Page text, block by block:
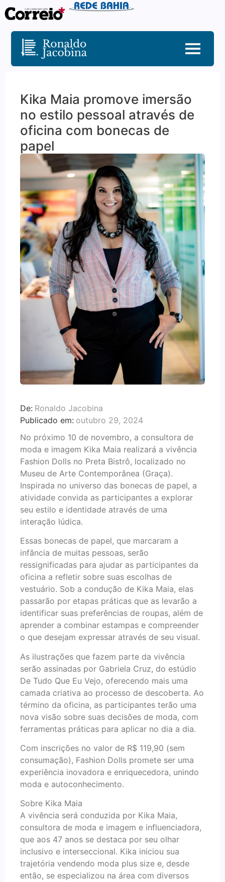
Kika Maia promove imersão
no estilo pessoal através de
oficina com bonecas de
papel
De: Ronaldo Jacobina
Publicado em: outubro 29, 2024
No próximo 10 de novembro, a consultora de
moda e imagem Kika Maia realizará a vivência
Fashion Dolls no Preta Bistrô, localizado no
Museu de Arte Contemporânea (Graça).
Inspirada no universo das bonecas de papel, a
atividade convida as participantes a explorar
seu estilo e identidade através de uma
interação lúdica.
Essas bonecas de papel, que marcaram a
infância de muitas pessoas, serão
ressignificadas para ajudar as participantes da
oficina a refletir sobre suas escolhas de
vestuário. Sob a condução de Kika Maia, elas
passarão por etapas práticas que as levarão a
identificar suas preferências de roupas, além de
aprender a combinar estampas e compreender
o que desejam expressar através de seu visual.
As ilustrações que fazem parte da vivência
serão assinadas por Gabriela Cruz, do estúdio
De Tudo Que Eu Vejo, oferecendo mais uma
camada criativa ao processo de descoberta. Ao
término da oficina, as participantes terão uma
nova visão sobre suas decisões de moda, com
ferramentas práticas para aplicar no dia a dia.
Com inscrições no valor de R$ 119,90 (sem
consumação), Fashion Dolls promete ser uma
experiência inovadora e enriquecedora, unindo
moda e autoconhecimento.
Sobre Kika Maia
A vivência será conduzida por Kika Maia,
consultora de moda e imagem e influenciadora,
que aos 47 anos se destaca por seu olhar
inclusivo e interseccional. Kika iniciou sua
trajetória vendendo moda plus size e, desde
então, se especializou na área com diversos